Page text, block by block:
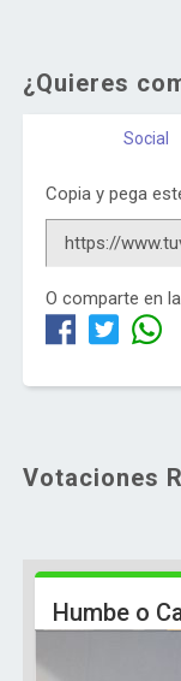
¿Quieres
Social
Copia y pega
O comparte en
Votaciones
Humbe o